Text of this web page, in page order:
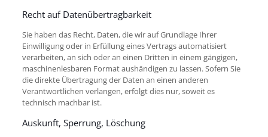
Recht auf Datenübertragbarkeit
Sie haben das Recht, Daten, die wir auf Grundlage Ihrer
Einwilligung oder in Erfüllung eines Vertrags automatisiert
verarbeiten, an sich oder an einen Dritten in einem gängigen,
maschinenlesbaren Format aushändigen zu lassen. Sofern Sie
die direkte Übertragung der Daten an einen anderen
Verantwortlichen verlangen, erfolgt dies nur, soweit es
technisch machbar ist.
Auskunft, Sperrung, Löschung